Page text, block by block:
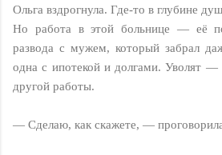
Ольга вздрогнула. Где-то в глубине
Но работа в этой больнице — её
развода с мужем, который забрал
одна с ипотекой и долгами. Уволят —
другой работы.
— Сделаю, как скажете, — проговорила